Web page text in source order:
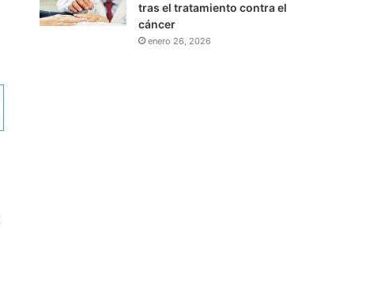
tras el tratamiento contra el
cáncer
enero 26, 2026